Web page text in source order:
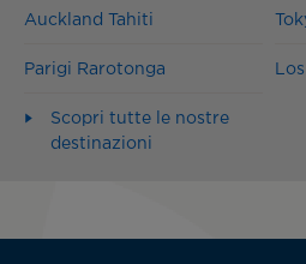
Auckland Tahiti
Parigi Rarotonga
Scopri tutte le nostre
destinazioni